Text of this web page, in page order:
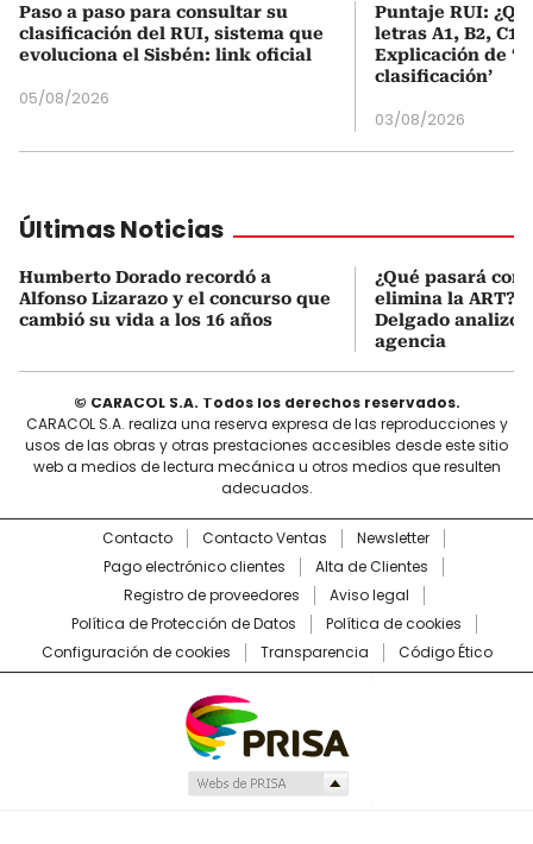
Paso a paso para consultar su
clasificación del RUI, sistema que
evoluciona el Sisbén: link oficial
05/08/2026
Puntaje RUI:
letras A1, B2, C1
Explicación de
clasificación’
03/08/2026
Últimas Noticias
Humberto Dorado recordó a
Alfonso Lizarazo y el concurso que
cambió su vida a los 16 años
¿Qué pasará con
elimina la ART?
Delgado analizó
agencia
© CARACOL S.A. Todos los derechos reservados.
CARACOL S.A. realiza una reserva expresa de las reproducciones y
usos de las obras y otras prestaciones accesibles desde este sitio
web a medios de lectura mecánica u otros medios que resulten
adecuados.
Contacto Contacto Ventas
Newsletter
Pago electrónico clientes
Alta de Clientes
Registro de proveedores
Aviso legal
Política de Protección de Datos
Política de cookies
Configuración de cookies
Transparencia Código Ético